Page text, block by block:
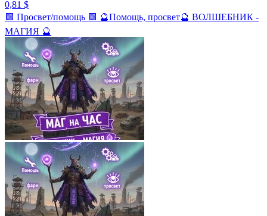
0,81 $
🟪 Просвет/помощь 🟪 🔮Помощь, просвет🔮 ВОЛШЕБНИК -
МАГИЯ 🔮